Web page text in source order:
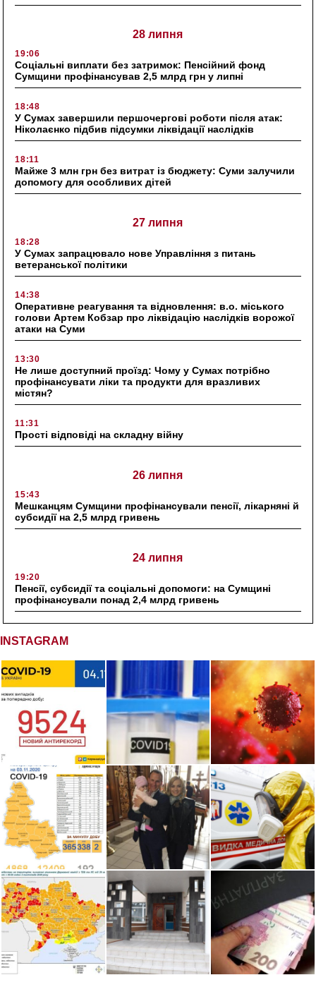
28 липня
19:06
Соціальні виплати без затримок: Пенсійний фонд
Сумщини профінансував 2,5 млрд грн у липні
18:48
У Сумах завершили першочергові роботи після атак:
Ніколаєнко підбив підсумки ліквідації наслідків
18:11
Майже 3 млн грн без витрат із бюджету: Суми залучили
допомогу для особливих дітей
27 липня
18:28
У Сумах запрацювало нове Управління з питань
ветеранської політики
14:38
Оперативне реагування та відновлення: в.о. міського
голови Артем Кобзар про ліквідацію наслідків ворожої
атаки на Суми
13:30
Не лише доступний проїзд: Чому у Сумах потрібно
профінансувати ліки та продукти для вразливих
містян?
11:31
Прості відповіді на складну війну
26 липня
15:43
Мешканцям Сумщини профінансували пенсії, лікарняні й
субсидії на 2,5 млрд гривень
24 липня
19:20
Пенсії, субсидії та соціальні допомоги: на Сумщині
профінансували понад 2,4 млрд гривень
INSTAGRAM